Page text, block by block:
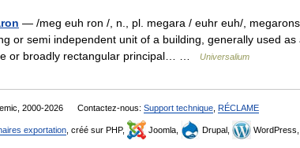
— /meg euh ron /, n., pl. megara / euhr euh/,
or semi independent unit of a building, generally used
or broadly rectangular principal… …
Universalium
2000-2026 Contactez-nous: Support technique RÉCLAME
exportation , créé sur PHP, Joomla, Drupal, WordPress,